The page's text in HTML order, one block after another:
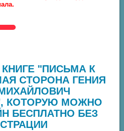
"ПИСЬМА К
СТОРОНА ГЕНИЯ
КОТОРУЮ МОЖНО
БЕСПЛАТНО БЕЗ